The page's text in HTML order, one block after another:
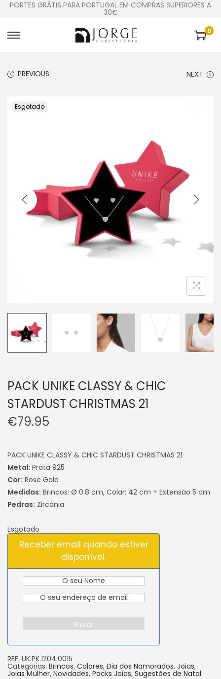
PORTES GRÁTIS PARA PORTUGAL EM COMPRAS SUPERIORES A
30€
0
PREVIOUS NEXT
Esgotado
PACK UNIKE CLASSY & CHIC
STARDUST CHRISTMAS 21
€79.95
PACK UNIKE CLASSY & CHIC STARDUST CHRISTMAS 21
Metal: Prata 925
Cor: Rose Gold
Medidas: Brincos: Ø 0.8 cm, Colar: 42 cm + Extensão 5 cm
Pedras: Zircónia
Esgotado
Receber email quando estiver
disponível.
Enviar
REF: UK.PK.1204.0015
Categorias: Brincos, Colares, Dia dos Namorados, Joias,
Joias Mulher, Novidades, Packs Joias, Sugestões de Natal